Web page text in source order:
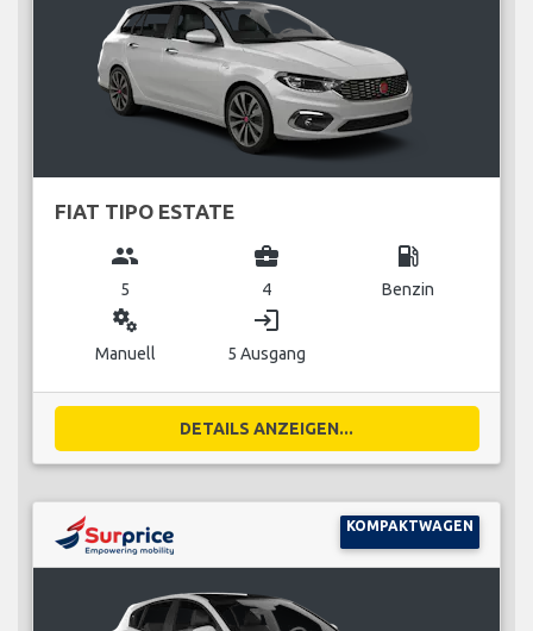
FIAT TIPO ESTATE
group
5
business_center
4
local_gas_station
Benzin
miscellaneous_services
Manuell
login
5 Ausgang
DETAILS ANZEIGEN...
KOMPAKTWAGEN